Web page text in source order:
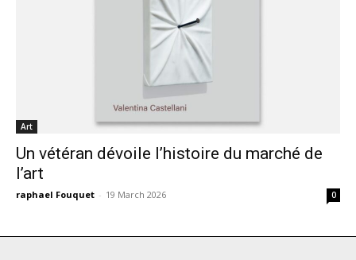
Art
Un vétéran dévoile l’histoire du marché de
l’art
raphael Fouquet - 19 March 2026 0